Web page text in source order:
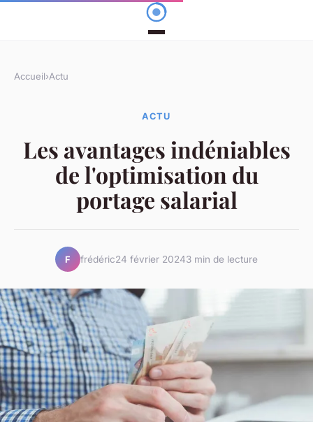
Accueil›Actu
ACTU
Les avantages indéniables
de l'optimisation du
portage salarial
F frédéric24 février 20243 min de lecture